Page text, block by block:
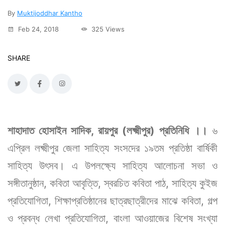
By Muktijoddhar Kantho
Feb 24, 2018
325 Views
SHARE
শাহাদাত হোসাইন সাদিক, রায়পুর (লক্ষ্মীপুর) প্রতিনিধি ।। ৬
এপ্রিল লক্ষ্মীপুর জেলা সাহিত্য সংসদের ১৯তম প্রতিষ্ঠা বার্ষিকী
সাহিত্য উৎসব। এ উপলক্ষ্যে সাহিত্য আলোচনা সভা ও
সঙ্গীতানুষ্ঠান, কবিতা আবৃত্তি, স্বরচিত কবিতা পাঠ, সাহিত্য কুইজ
প্রতিযোগিতা, শিক্ষাপ্রতিষ্ঠানের ছাত্রছাত্রীদের মাঝে কবিতা, গল্প
ও প্রবন্ধ লেখা প্রতিযোগিতা, বাংলা আওয়াজের বিশেষ সংখ্যা